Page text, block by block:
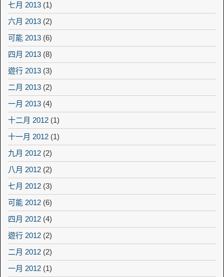
七月 2013 (1)
六月 2013 (2)
可能 2013 (6)
四月 2013 (8)
遊行 2013 (3)
二月 2013 (2)
一月 2013 (4)
十二月 2012 (1)
十一月 2012 (1)
九月 2012 (2)
八月 2012 (2)
七月 2012 (3)
可能 2012 (6)
四月 2012 (4)
遊行 2012 (2)
二月 2012 (2)
一月 2012 (1)